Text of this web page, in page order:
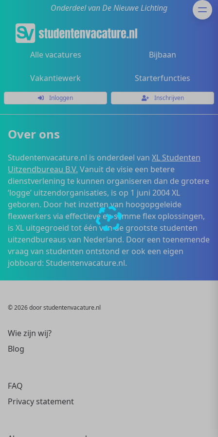
Onderdeel van De Nieuwe Lichting
Alle vacatures Bijbaan
Vakantiewerk Starterfuncties
Inloggen Inschrijven
Over ons
Studentenvacature.nl is onderdeel van XL Studenten
Uitzendbureau B.V. Vanuit de visie een betere
dienstverlening te kunnen organiseren dan de grotere
‘logge’ uitzendorganisaties, is op 1 juni 2004 XL
geboren. Door het inzetten van hoogopgeleide
flexwerkers via effectieve en slimme flex oplossingen,
is XL uitgegroeid tot één van de grootste studenten
uitzendbureaus van Nederland. Door een toenemende
vraag van studenten ontstond er ook een eigen
jobboard: Studentenvacature.nl.
© 2026 door studentenvacature.nl
Wie zijn wij?
Blog
FAQ
Privacy statement